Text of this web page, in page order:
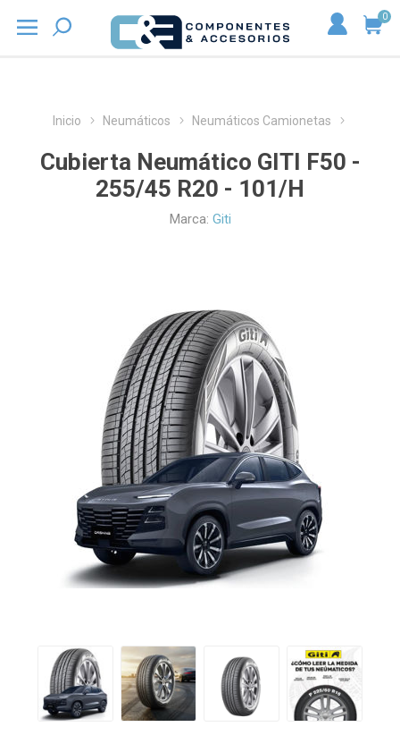
0
Inicio Neumáticos Neumáticos Camionetas
Cubierta Neumático GITI F50 -
255/45 R20 - 101/H
Marca: Giti